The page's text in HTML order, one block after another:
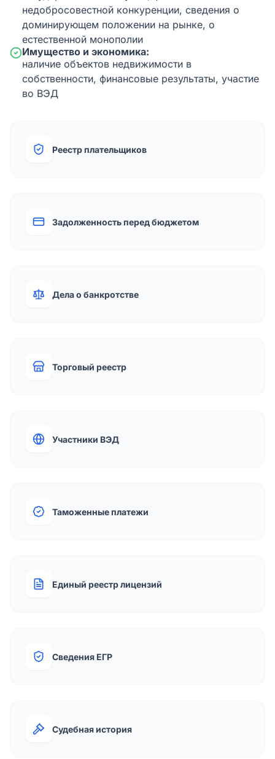
недобросовестной конкуренции, сведения о
доминирующем положении на рынке, о
естественной монополии
Имущество и экономика:
наличие объектов недвижимости в
собственности, финансовые результаты, участие
во ВЭД
Реестр плательщиков
Задолженность перед бюджетом
Дела о банкротстве
Торговый реестр
Участники ВЭД
Таможенные платежи
Единый реестр лицензий
Сведения ЕГР
Судебная история